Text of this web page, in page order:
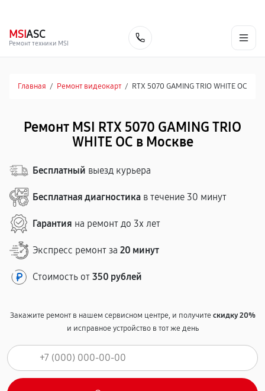
MSIASC
Ремонт техники MSI
Главная / Ремонт видеокарт / RTX 5070 GAMING TRIO WHITE OC
Ремонт MSI RTX 5070 GAMING TRIO
WHITE OC в Москве
Бесплатный выезд курьера
Бесплатная диагностика в течение 30 минут
Гарантия на ремонт до 3х лет
Экспресс ремонт за 20 минут
Стоимость от 350 рублей
Закажите ремонт в нашем сервисном центре, и получитескидку 20%
и исправное устройство в тот же день